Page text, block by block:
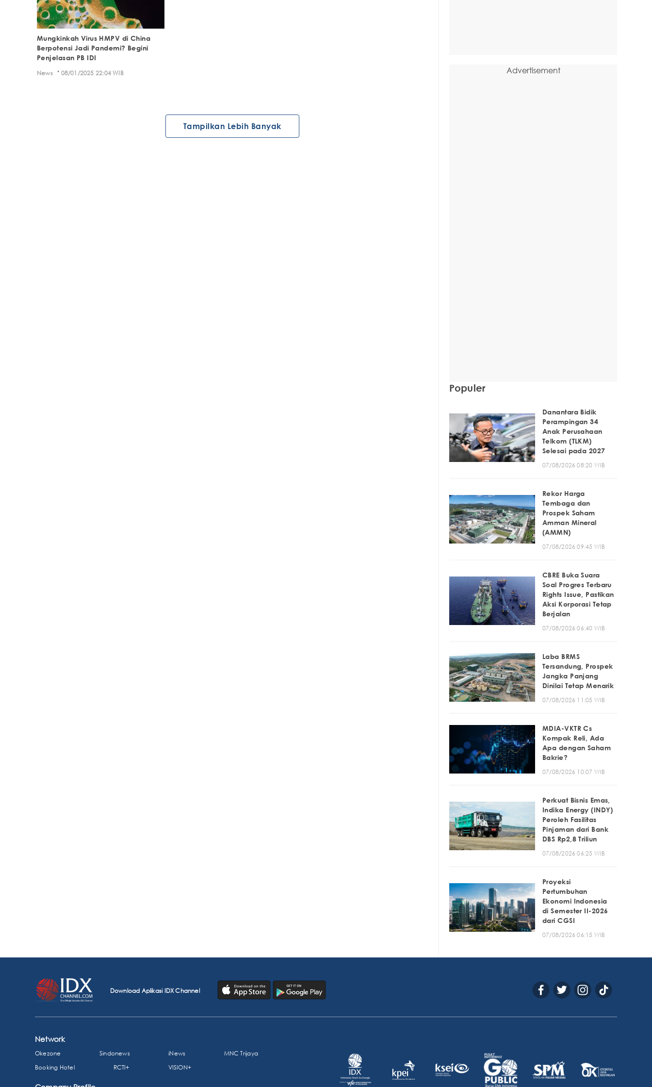
Mungkinkah Virus HMPV di China
Berpotensi Jadi Pandemi? Begini
Penjelasan PB IDI
News · 08/01/2025 22:04 WIB
Tampilkan Lebih Banyak
Advertisement
Populer
Danantara Bidik
Perampingan 34
Anak Perusahaan
Telkom (TLKM)
Selesai pada 2027
07/08/2026 08:20 WIB
Rekor Harga
Tembaga dan
Prospek Saham
Amman Mineral
(AMMN)
07/08/2026 09:45 WIB
CBRE Buka Suara
Soal Progres Terbaru
Rights Issue, Pastikan
Aksi Korporasi Tetap
Berjalan
07/08/2026 06:40 WIB
Laba BRMS
Tersandung, Prospek
Jangka Panjang
Dinilai Tetap Menarik
07/08/2026 11:05 WIB
MDIA-VKTR Cs
Kompak Reli, Ada
Apa dengan Saham
Bakrie?
07/08/2026 10:07 WIB
Perkuat Bisnis Emas,
Indika Energy (INDY)
Peroleh Fasilitas
Pinjaman dari Bank
DBS Rp2,8 Triliun
07/08/2026 06:25 WIB
Proyeksi
Pertumbuhan
Ekonomi Indonesia
di Semester II-2026
dari CGSI
07/08/2026 06:15 WIB
Download Aplikasi IDX Channel
Network
Okezone Sindonews iNews
MNC Trijaya
Booking Hotel
RCTI+ VISION+